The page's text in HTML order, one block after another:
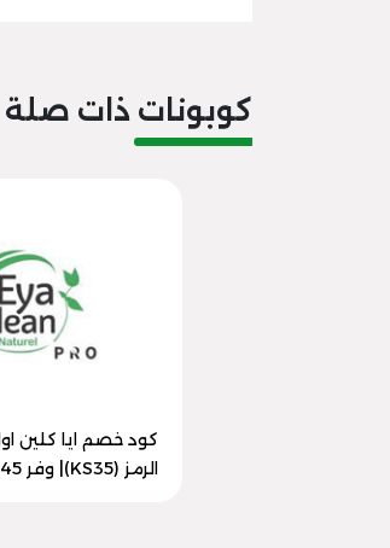
كوبونات ذات صلة
كود خصم ايا كلين
الرمز (KS35)| وفر 45% الآن